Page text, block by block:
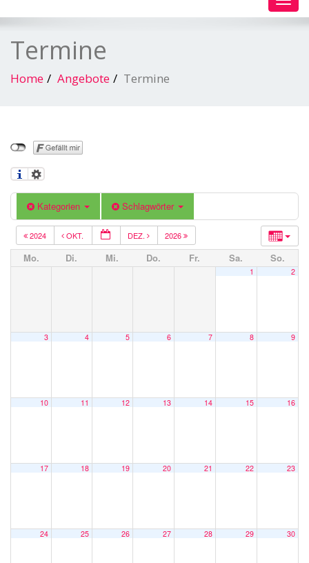
Termine
Home Angebote Termine
Kategorien Schlagwörter
2024 OKT. DEZ. 2026
Mo. Di. Mi. Do. Fr. Sa. So.
1 2
3 4 5 6 7 8 9
10 11 12 13 14 15 16
17 18 19 20 21 22 23
24 25 26 27 28 29 30